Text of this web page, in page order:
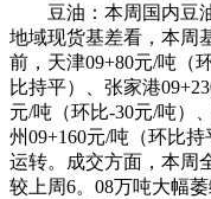
豆油：本周国内豆油
地域现货基差看，本周
前，天津09+80元/吨（
比持平）、张家港
元/吨（环比-30元/吨）
州09+160元/吨（环比
运转。成交方面，本周
较上周6。08万吨大幅